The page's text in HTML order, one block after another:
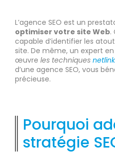
L’agence SEO est un
optimiser votre site Web.
capable d’identifier les
site. De même, un expert
œuvre les techniques
d’une agence SEO, vous
précieuse.
Pourquoi
stratégie